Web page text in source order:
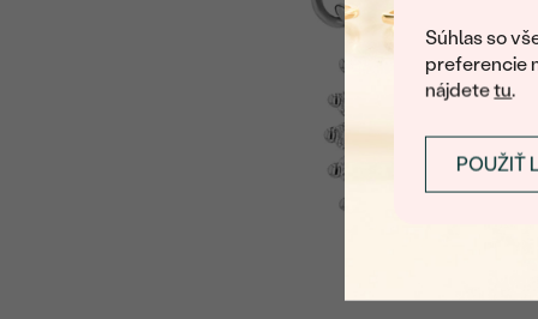
Súhlas so
preferencie
nájdetetu.
POUŽIŤ